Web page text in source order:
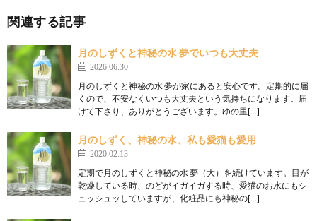
関連する記事
月のしずくと神秘の水 夢でいつも大丈夫
2026.06.30
月のしずくと神秘の水 夢が家にあると安心です。定期的に届
くので、不安なくいつも大丈夫という気持ちになります。届
けて下さり、ありがとうございます。ゆの里[…]
月のしずく、神秘の水、私も愛猫も愛用
2020.02.13
定期で月のしずくと神秘の水 夢（大）を続けています。目が
乾燥している時、のどがイガイガする時、愛猫のお水にもシ
ュッシュッしていますが、化粧品にも神秘の[…]